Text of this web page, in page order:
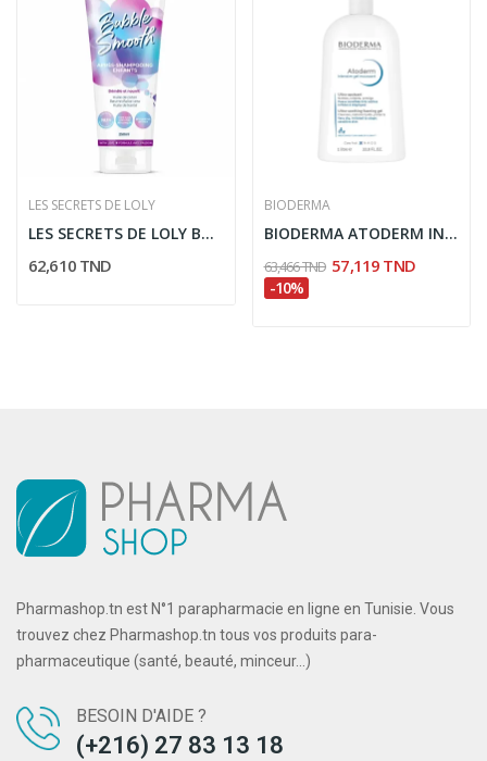
LES SECRETS DE LOLY
LES SECRETS DE LOLY BUBBLE SMOOTH APRES...
62,610 TND
BIODERMA
BIODERMA ATODERM INTENSIVE GEL MOUSSANT ULTRA...
63,466 TND 57,119 TND
-10%
Pharmashop.tn est N°1 parapharmacie en ligne en Tunisie. Vous
trouvez chez Pharmashop.tn tous vos produits para-
pharmaceutique (santé, beauté, minceur...)
BESOIN D'AIDE ?
(+216) 27 83 13 18